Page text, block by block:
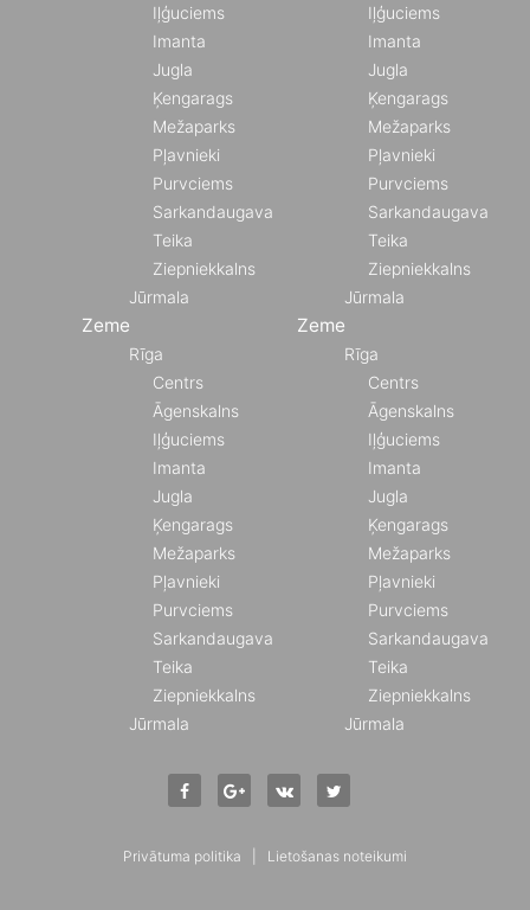
Iļģuciems
Imanta
Jugla
Ķengarags
Mežaparks
Pļavnieki
Purvciems
Sarkandaugava
Teika
Ziepniekkalns
Jūrmala
Zeme
Rīga
Centrs
Āgenskalns
Iļģuciems
Imanta
Jugla
Ķengarags
Mežaparks
Pļavnieki
Purvciems
Sarkandaugava
Teika
Ziepniekkalns
Jūrmala
Iļģuciems
Imanta
Jugla
Ķengarags
Mežaparks
Pļavnieki
Purvciems
Sarkandaugava
Teika
Ziepniekkalns
Jūrmala
Zeme
Rīga
Centrs
Āgenskalns
Iļģuciems
Imanta
Jugla
Ķengarags
Mežaparks
Pļavnieki
Purvciems
Sarkandaugava
Teika
Ziepniekkalns
Jūrmala
Privātuma politika Lietošanas noteikumi